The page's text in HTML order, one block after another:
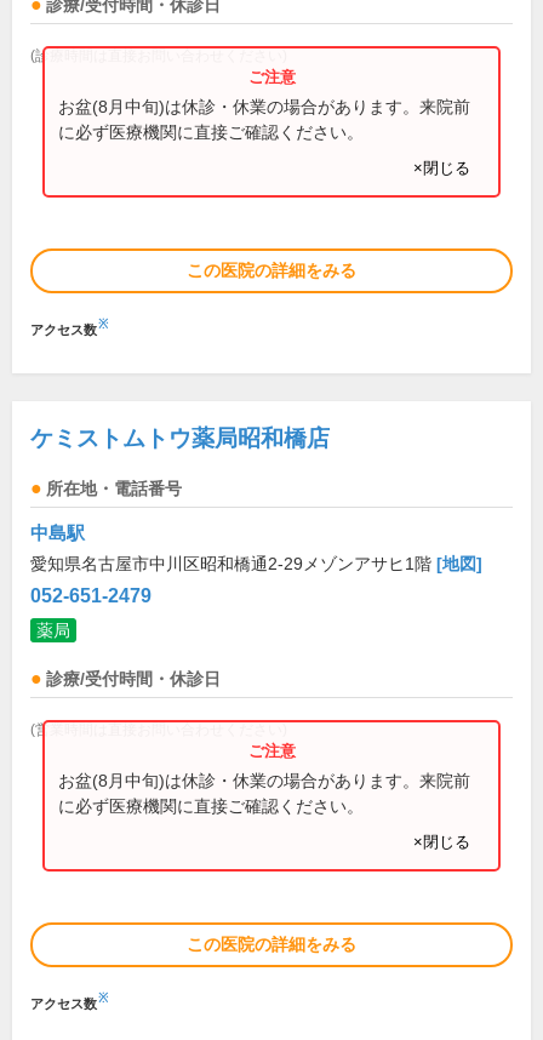
診療/受付時間・休診日
(診療時間は直接お問い合わせください)
お盆(8月中旬)は休診・休業の場合があります。来院前
に必ず医療機関に直接ご確認ください。
×閉じる
この医院の詳細をみる
アクセス数※
ケミストムトウ薬局昭和橋店
所在地・電話番号
中島駅
愛知県名古屋市中川区昭和橋通2-29メゾンアサヒ1階 [地図]
052-651-2479
薬局
診療/受付時間・休診日
(営業時間は直接お問い合わせください)
お盆(8月中旬)は休診・休業の場合があります。来院前
に必ず医療機関に直接ご確認ください。
×閉じる
この医院の詳細をみる
アクセス数※